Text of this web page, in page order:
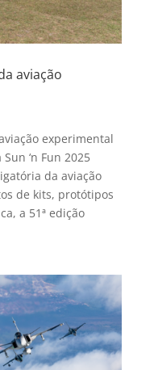
aviação
experimental
‘n Fun 2025
da aviação
de kits, protótipos
a 51ª edição